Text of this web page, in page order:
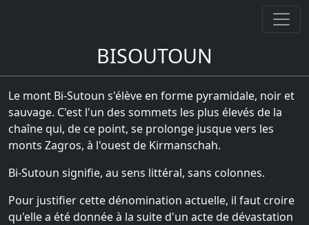
BISOUTOUN
Le mont Bi-Sutoun s'élève en forme pyramidale, noir et
sauvage. C'est l'un des sommets les plus élevés de la
chaîne qui, de ce point, se prolonge jusque vers les
monts Zagros, à l'ouest de Kirmanschah.
Bi-Sutoun signifie, au sens littéral, sans colonnes.
Pour justifier cette dénomination actuelle, il faut croire
qu'elle a été donnée à la suite d'un acte de dévastation